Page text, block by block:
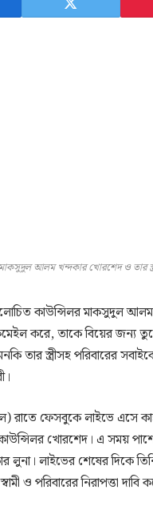
আলম খন্দকার খোরশেদ ও তার
কাউন্সিলর মাকসুদুল
করে, তাকে বিয়ের জন্য তুলে
তার স্ত্রীসহ পরিবারের
রাতে ফেসবুকে লাইভে এসে
খোরশেদ। এ সময় পাশেই
লাইভের শেষের দিকে
ও পরিবারের নিরাপত্তা দাবি